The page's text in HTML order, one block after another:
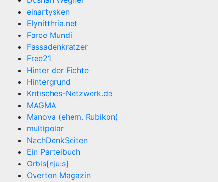
einartysken
Elynitthria.net
Farce Mundi
Fassadenkratzer
Free21
Hinter der Fichte
Hintergrund
Kritisches-Netzwerk.de
MAGMA
Manova (ehem. Rubikon)
multipolar
NachDenkSeiten
Ein Parteibuch
Orbis[nju:s]
Overton Magazin